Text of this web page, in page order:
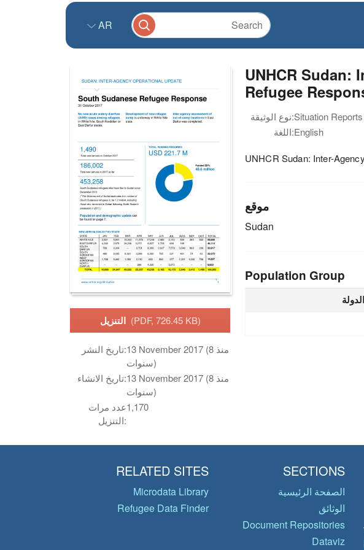
AR
التنزيل (PDF, 726.45 KB)
تاريخ النشر:13 November 2017 (منذ 8
سنوات)
تاريخ الانشاء:13 November 2017 (منذ 8
سنوات)
عدد مرات
التنزيل:
1,170
UNHCR Sudan:
Refugee
نوع الوثيقة:Situation
اللغة:English
UNHCR Sudan: Inter-
موقع
Sudan
Population Group
الدولة
SECTIONS
الصفحة الرئيسية
الوثائق
Document Repositories
Dataviz
RELATED SITES
Microdata Library
Refugee Data Finder